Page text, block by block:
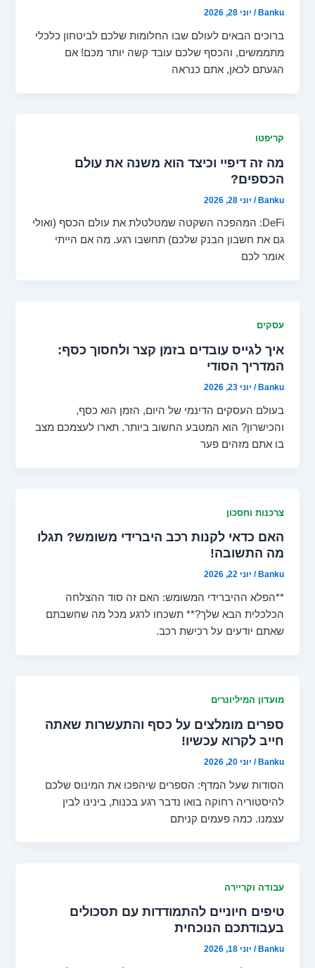
Banku
/ יוני 28, 2026
ברוכים הבאים לעולם שבו החלומות שלכם לביטחון כלכלי
מתממשים, והכסף שלכם עובד קשה יותר מכם! אם
הגעתם לכאן, אתם כנראה
קריפטו
מה זה דיפיי וכיצד הוא משנה את עולם
הכספים?
Banku
/ יוני 28, 2026
DeFi: המהפכה השקטה שמטלטלת את עולם הכסף (ואולי
גם את חשבון הבנק שלכם) תחשבו רגע. מה אם הייתי
אומר לכם
עסקים
איך לגייס עובדים בזמן קצר ולחסוך כסף:
המדריך הסודי
Banku
/ יוני 23, 2026
בעולם העסקים הדינמי של היום, הזמן הוא כסף,
והכישרון? הוא המטבע החשוב ביותר. תארו לעצמכם מצב
בו אתם מזהים פער
צרכנות וחסכון
האם כדאי לקנות רכב היברידי משומש? תגלו
מה התשובה!
Banku
/ יוני 22, 2026
**הפלא ההיברידי המשומש: האם זה סוד ההצלחה
הכלכלית הבא שלך?** תשכחו לרגע מכל מה שחשבתם
שאתם יודעים על רכישת רכב.
מועדון המיליונרים
ספרים מומלצים על כסף והתעשרות שאתה
חייב לקרוא עכשיו!
Banku
/ יוני 20, 2026
הסודות שעל המדף: הספרים שיהפכו את המינוס שלכם
להיסטוריה רחוקה בואו נדבר רגע בכנות, בינינו לבין
עצמנו. כמה פעמים קניתם
עבודה וקריירה
טיפים חיוניים להתמודדות עם תסכולים
בעבודתכם הנוכחית
Banku
/ יוני 18, 2026